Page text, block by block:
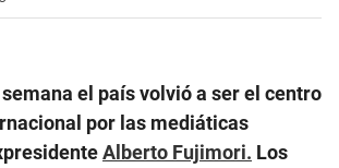
el país volvió a ser el centro
por las mediáticas
Alberto Fujimori. Los